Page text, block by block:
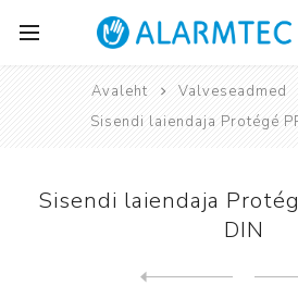
Avaleht Valveseadmed
Sisendi laiendaja Protégé
Sisendi laiendaja
DIN